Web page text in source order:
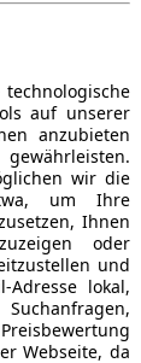
auf unserer
anzubieten
wir die
um Ihre
Ihnen
oder
und
lokal,
Webseite, da